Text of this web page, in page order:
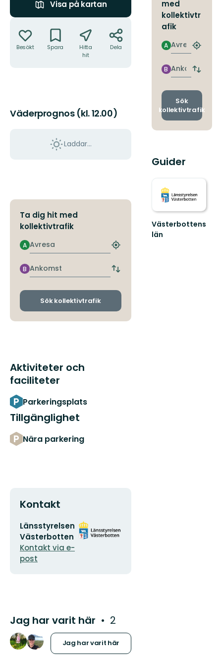
Visa på kartan
Besökt Spara
Hitta
hit
Dela
Väderprognos (kl. 12.00)
Laddar...
Ta dig hit med
kollektivtrafik
Avresa
A
Hitta
hållplats
Ankomst
B
Byt
och
Sök kollektivtrafik
Aktiviteter och
faciliteter
Parkeringsplats
Tillgänglighet
Nära parkering
Kontakt
E-
postadress
Länsstyrelsen
Västerbotten
Kontakt via e-
post
Organisationens
logotyp
Jag har varit här 2
Jag har varit här
med
kollektivtr
afik
Avresa
A
Hitta
Ankomst
B
Byt
och
Sök
kollektivtrafik
Guider
Västerbottens
län